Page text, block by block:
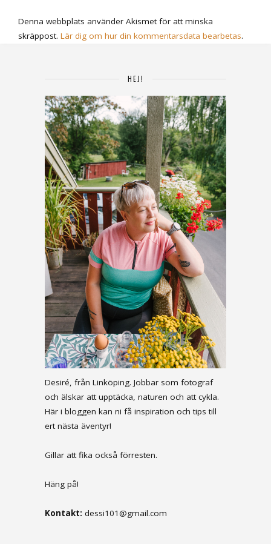
Denna webbplats använder Akismet för att minska
skräppost. Lär dig om hur din kommentarsdata bearbetas.
HEJ!
Desiré, från Linköping. Jobbar som fotograf
och älskar att upptäcka, naturen och att cykla.
Här i bloggen kan ni få inspiration och tips till
ert nästa äventyr!
Gillar att fika också förresten.
Häng på!
Kontakt: dessi101@gmail.com